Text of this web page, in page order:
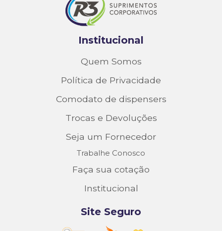
Institucional
Quem Somos
Política de Privacidade
Comodato de dispensers
Trocas e Devoluções
Seja um Fornecedor
Trabalhe Conosco
Faça sua cotação
Institucional
Site Seguro